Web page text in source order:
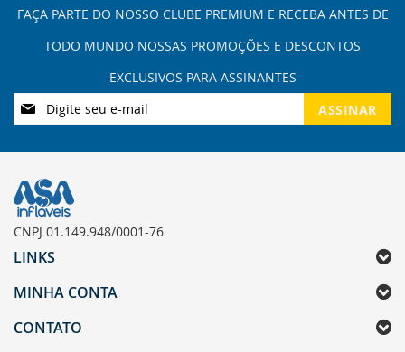
Inscreva-
se
nossa
ASSINAR
CNPJ 01.149.948/0001-76
LINKS
MINHA CONTA
CONTATO